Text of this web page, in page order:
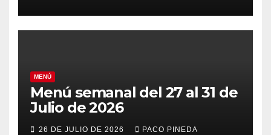
MENÚ
Menú semanal del 27 al 31 de
Julio de 2026
26 DE JULIO DE 2026 PACO PINEDA